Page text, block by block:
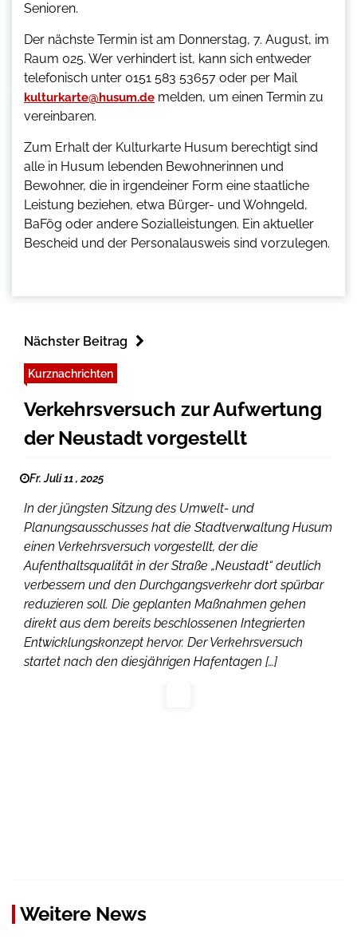
Senioren.
Der nächste Termin ist am Donnerstag, 7. August, im
Raum 025. Wer verhindert ist, kann sich entweder
telefonisch unter 0151 583 53657 oder per Mail
kulturkarte@husum.de melden, um einen Termin zu
vereinbaren.
Zum Erhalt der Kulturkarte Husum berechtigt sind
alle in Husum lebenden Bewohnerinnen und
Bewohner, die in irgendeiner Form eine staatliche
Leistung beziehen, etwa Bürger- und Wohngeld,
BaFög oder andere Sozialleistungen. Ein aktueller
Bescheid und der Personalausweis sind vorzulegen.
Nächster Beitrag
Kurznachrichten
Verkehrsversuch zur Aufwertung
der Neustadt vorgestellt
Fr. Juli 11 , 2025
In der jüngsten Sitzung des Umwelt- und
Planungsausschusses hat die Stadtverwaltung Husum
einen Verkehrsversuch vorgestellt, der die
Aufenthaltsqualität in der Straße „Neustadt“ deutlich
verbessern und den Durchgangsverkehr dort spürbar
reduzieren soll. Die geplanten Maßnahmen gehen
direkt aus dem bereits beschlossenen Integrierten
Entwicklungskonzept hervor. Der Verkehrsversuch
startet nach den diesjährigen Hafentagen […]
Weitere News